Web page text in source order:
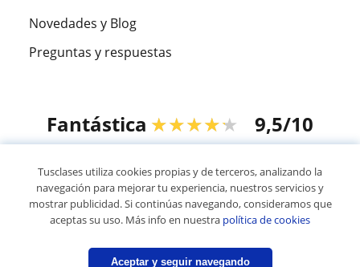
Novedades y Blog
Preguntas y respuestas
Fantástica ★★★★★ 9,5/10
© 2007 - 2026 Tusclases.com.uy
Mapa web:Profesores particulares
Tusclases utiliza cookies propias y de terceros, analizando la
navegación para mejorar tu experiencia, nuestros servicios y
mostrar publicidad. Si continúas navegando, consideramos que
aceptas su uso. Más info en nuestra política de cookies
Aceptar y seguir navegando